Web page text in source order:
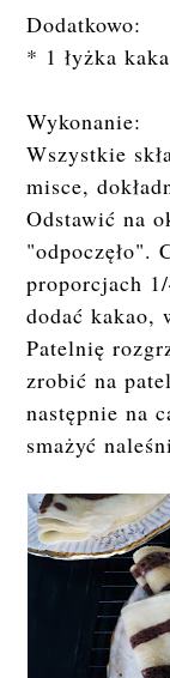
Dodatkowo:
* 1 łyżka
Wykonanie:
Wszystkie
misce,
Odstawić na
"odpoczęło".
proporcjach
dodać kakao,
Patelnię
zrobić na
następnie na
smażyć